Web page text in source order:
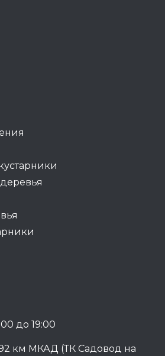
до 19:00
км МКАД (ТК Садовод на